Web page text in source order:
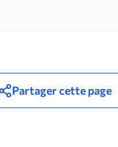
Partager cette page